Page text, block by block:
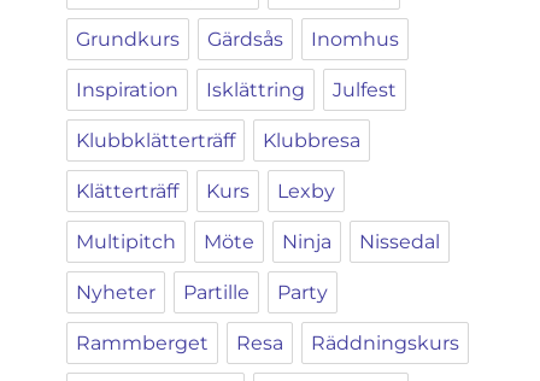
Grundkurs Gärdsås Inomhus
Inspiration Isklättring Julfest
Klubbklätterträff Klubbresa
Klätterträff Kurs Lexby
Multipitch Möte Ninja Nissedal
Nyheter Partille Party
Rammberget Resa Räddningskurs